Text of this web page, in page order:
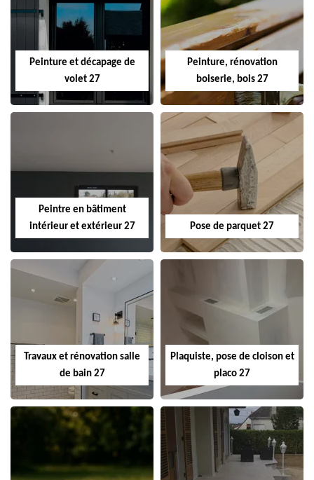
Peinture et décapage de
volet 27
Peinture, rénovation
boiserie, bois 27
Peintre en bâtiment
intérieur et extérieur 27
Pose de parquet 27
Travaux et rénovation salle
de bain 27
Plaquiste, pose de cloison et
placo 27